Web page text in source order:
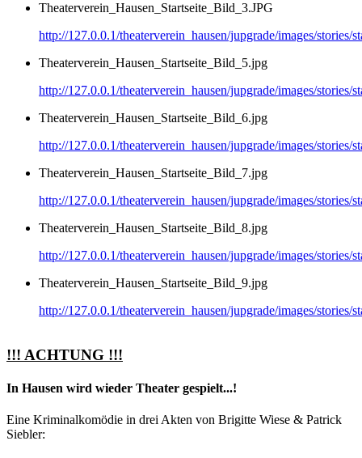
Theaterverein_Hausen_Startseite_Bild_3.JPG
http://127.0.0.1/theaterverein_hausen/jupgrade/images/
Theaterverein_Hausen_Startseite_Bild_5.jpg
http://127.0.0.1/theaterverein_hausen/jupgrade/images/
Theaterverein_Hausen_Startseite_Bild_6.jpg
http://127.0.0.1/theaterverein_hausen/jupgrade/images/
Theaterverein_Hausen_Startseite_Bild_7.jpg
http://127.0.0.1/theaterverein_hausen/jupgrade/images/
Theaterverein_Hausen_Startseite_Bild_8.jpg
http://127.0.0.1/theaterverein_hausen/jupgrade/images/
Theaterverein_Hausen_Startseite_Bild_9.jpg
http://127.0.0.1/theaterverein_hausen/jupgrade/images/
!!! ACHTUNG !!!
In Hausen wird wieder Theater gespielt...!
Eine Kriminalkomödie in drei Akten von Brigitte Wiese & Patrick
Siebler: